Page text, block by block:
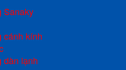
Sanaky
cánh kính
dàn lạnh